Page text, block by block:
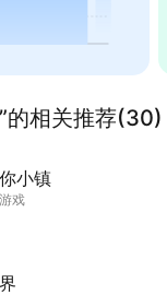
的相关推荐(30)
小镇
戏